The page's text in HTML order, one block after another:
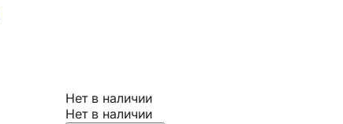
Нет в наличии
Нет в наличии